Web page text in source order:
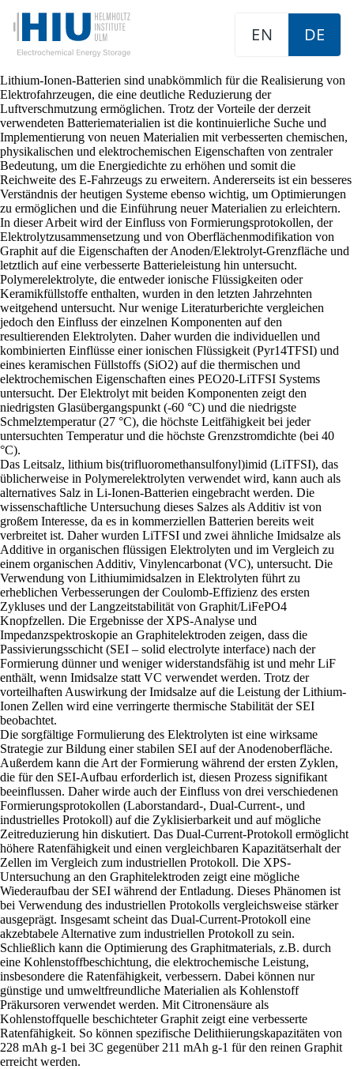
EN DE
Lithium-Ionen-Batterien sind unabkömmlich für die Realisierung von
Elektrofahrzeugen, die eine deutliche Reduzierung der
Luftverschmutzung ermöglichen. Trotz der Vorteile der derzeit
verwendeten Batteriematerialien ist die kontinuierliche Suche und
Implementierung von neuen Materialien mit verbesserten chemischen,
physikalischen und elektrochemischen Eigenschaften von zentraler
Bedeutung, um die Energiedichte zu erhöhen und somit die
Reichweite des E-Fahrzeugs zu erweitern. Andererseits ist ein besseres
Verständnis der heutigen Systeme ebenso wichtig, um Optimierungen
zu ermöglichen und die Einführung neuer Materialien zu erleichtern.
In dieser Arbeit wird der Einfluss von Formierungsprotokollen, der
Elektrolytzusammensetzung und von Oberflächenmodifikation von
Graphit auf die Eigenschaften der Anoden/Elektrolyt-Grenzfläche und
letztlich auf eine verbesserte Batterieleistung hin untersucht.
Polymerelektrolyte, die entweder ionische Flüssigkeiten oder
Keramikfüllstoffe enthalten, wurden in den letzten Jahrzehnten
weitgehend untersucht. Nur wenige Literaturberichte vergleichen
jedoch den Einfluss der einzelnen Komponenten auf den
resultierenden Elektrolyten. Daher wurden die individuellen und
kombinierten Einflüsse einer ionischen Flüssigkeit (Pyr14TFSI) und
eines keramischen Füllstoffs (SiO2) auf die thermischen und
elektrochemischen Eigenschaften eines PEO20-LiTFSI Systems
untersucht. Der Elektrolyt mit beiden Komponenten zeigt den
niedrigsten Glasübergangspunkt (-60 °C) und die niedrigste
Schmelztemperatur (27 °C), die höchste Leitfähigkeit bei jeder
untersuchten Temperatur und die höchste Grenzstromdichte (bei 40
°C).
Das Leitsalz, lithium bis(trifluoromethansulfonyl)imid (LiTFSI), das
üblicherweise in Polymerelektrolyten verwendet wird, kann auch als
alternatives Salz in Li-Ionen-Batterien eingebracht werden. Die
wissenschaftliche Untersuchung dieses Salzes als Additiv ist von
großem Interesse, da es in kommerziellen Batterien bereits weit
verbreitet ist. Daher wurden LiTFSI und zwei ähnliche Imidsalze als
Additive in organischen flüssigen Elektrolyten und im Vergleich zu
einem organischen Additiv, Vinylencarbonat (VC), untersucht. Die
Verwendung von Lithiumimidsalzen in Elektrolyten führt zu
erheblichen Verbesserungen der Coulomb-Effizienz des ersten
Zykluses und der Langzeitstabilität von Graphit/LiFePO4
Knopfzellen. Die Ergebnisse der XPS-Analyse und
Impedanzspektroskopie an Graphitelektroden zeigen, dass die
Passivierungsschicht (SEI – solid electrolyte interface) nach der
Formierung dünner und weniger widerstandsfähig ist und mehr LiF
enthält, wenn Imidsalze statt VC verwendet werden. Trotz der
vorteilhaften Auswirkung der Imidsalze auf die Leistung der Lithium-
Ionen Zellen wird eine verringerte thermische Stabilität der SEI
beobachtet.
Die sorgfältige Formulierung des Elektrolyten ist eine wirksame
Strategie zur Bildung einer stabilen SEI auf der Anodenoberfläche.
Außerdem kann die Art der Formierung während der ersten Zyklen,
die für den SEI-Aufbau erforderlich ist, diesen Prozess signifikant
beeinflussen. Daher wirde auch der Einfluss von drei verschiedenen
Formierungsprotokollen (Laborstandard-, Dual-Current-, und
industrielles Protokoll) auf die Zyklisierbarkeit und auf mögliche
Zeitreduzierung hin diskutiert. Das Dual-Current-Protokoll ermöglicht
höhere Ratenfähigkeit und einen vergleichbaren Kapazitätserhalt der
Zellen im Vergleich zum industriellen Protokoll. Die XPS-
Untersuchung an den Graphitelektroden zeigt eine mögliche
Wiederaufbau der SEI während der Entladung. Dieses Phänomen ist
bei Verwendung des industriellen Protokolls vergleichsweise stärker
ausgeprägt. Insgesamt scheint das Dual-Current-Protokoll eine
akzebtabele Alternative zum industriellen Protokoll zu sein.
Schließlich kann die Optimierung des Graphitmaterials, z.B. durch
eine Kohlenstoffbeschichtung, die elektrochemische Leistung,
insbesondere die Ratenfähigkeit, verbessern. Dabei können nur
günstige und umweltfreundliche Materialien als Kohlenstoff
Präkursoren verwendet werden. Mit Citronensäure als
Kohlenstoffquelle beschichteter Graphit zeigt eine verbesserte
Ratenfähigkeit. So können spezifische Delithiierungskapazitäten von
228 mAh g-1 bei 3C gegenüber 211 mAh g-1 für den reinen Graphit
erreicht werden.